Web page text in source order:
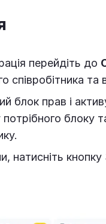
перейдіть до
співробітника та
блок прав і
блоку
натисніть